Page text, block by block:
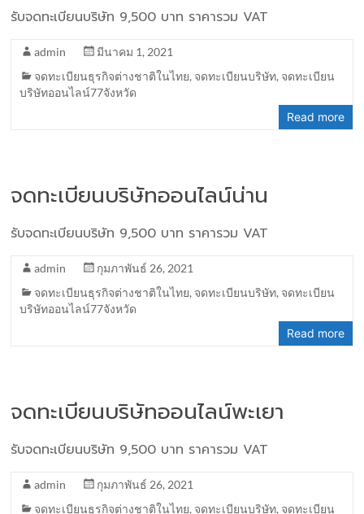
รับจดทะเบียนบริษัท 9,500 บาท ราคารวม VAT
admin
มีนาคม 1, 2021
จดทะเบียนธุรกิจต่างชาติในไทย, จดทะเบียนบริษัท, จดทะเบียน
บริษัทออนไลน์77จังหวัด
Read more
จดทะเบียนบริษัทออนไลน์น่าน
รับจดทะเบียนบริษัท 9,500 บาท ราคารวม VAT
admin
กุมภาพันธ์ 26, 2021
จดทะเบียนธุรกิจต่างชาติในไทย, จดทะเบียนบริษัท, จดทะเบียน
บริษัทออนไลน์77จังหวัด
Read more
จดทะเบียนบริษัทออนไลน์พะเยา
รับจดทะเบียนบริษัท 9,500 บาท ราคารวม VAT
admin
กุมภาพันธ์ 26, 2021
จดทะเบียนธุรกิจต่างชาติในไทย, จดทะเบียนบริษัท, จดทะเบียน